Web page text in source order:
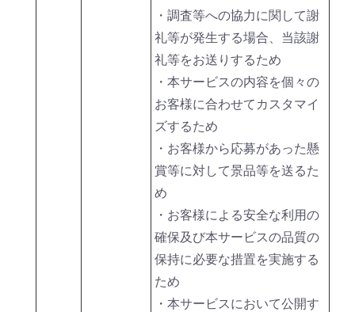
・調査等への協力に関して謝
礼等が発生する場合、当該謝
礼等をお送りするため
・本サービスの内容を個々の
お客様に合わせてカスタマイ
ズするため
・お客様から応募があった懸
賞等に対して景品等を送るた
め
・お客様による安全な利用の
確保及び本サービスの品質の
保持に必要な措置を実施する
ため
・本サービスにおいて公開す